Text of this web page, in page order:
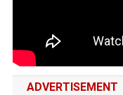
ADVERTISEMENT